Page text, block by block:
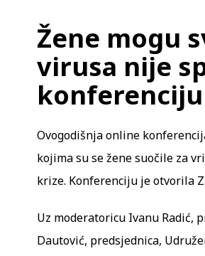
Žene mogu
virusa nije
Ovogodišnja online
kojima su se žene suočile za
krize. Konferenciju je otvorila
Uz moderatoricu Ivanu Radić,
Dautović, predsjednica,